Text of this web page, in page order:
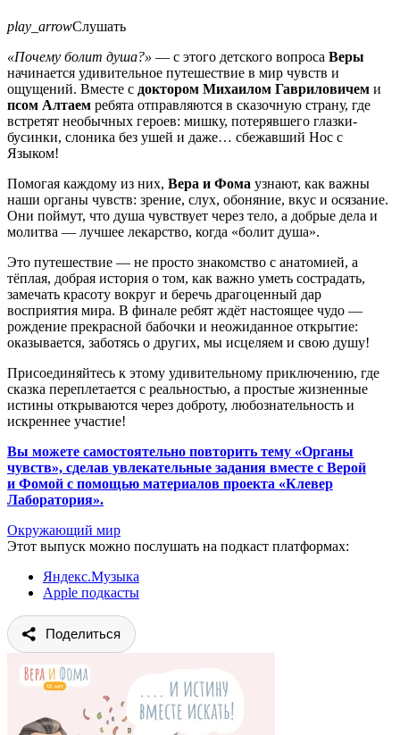
play_arrowСлушать
«Почему болит душа?» — с этого детского вопроса Веры
начинается удивительное путешествие в мир чувств и
ощущений. Вместе с доктором Михаилом Гавриловичем и
псом Алтаем ребята отправляются в сказочную страну, где
встретят необычных героев: мишку, потерявшего глазки-
бусинки, слоника без ушей и даже… сбежавший Нос с
Языком!
Помогая каждому из них, Вера и Фома узнают, как важны
наши органы чувств: зрение, слух, обоняние, вкус и осязание.
Они поймут, что душа чувствует через тело, а добрые дела и
молитва — лучшее лекарство, когда «болит душа».
Это путешествие — не просто знакомство с анатомией, а
тёплая, добрая история о том, как важно уметь сострадать,
замечать красоту вокруг и беречь драгоценный дар
восприятия мира. В финале ребят ждёт настоящее чудо —
рождение прекрасной бабочки и неожиданное открытие:
оказывается, заботясь о других, мы исцеляем и свою душу!
Присоединяйтесь к этому удивительному приключению, где
сказка переплетается с реальностью, а простые жизненные
истины открываются через доброту, любознательность и
искреннее участие!
Вы можете самостоятельно повторить тему «Органы
чувств», сделав увлекательные задания вместе с Верой
и Фомой с помощью материалов проекта «Клевер
Лаборатория».
Окружающий мир
Этот выпуск можно послушать на подкаст платформах:
Яндекс.Музыка
Apple подкасты
Поделиться